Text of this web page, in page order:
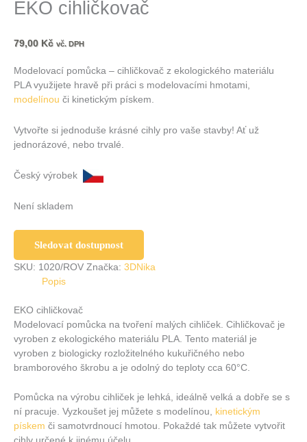
EKO cihličkovač
79,00 Kč vč. DPH
Modelovací pomůcka – cihličkovač z ekologického materiálu
PLA využijete hravě při práci s modelovacími hmotami,
modelínou či kinetickým pískem.
Vytvořte si jednoduše krásné cihly pro vaše stavby! Ať už
jednorázové, nebo trvalé.
Český výrobek
Není skladem
Sledovat dostupnost
SKU: 1020/ROV Značka: 3DNika
Popis
EKO cihličkovač
Modelovací pomůcka na tvoření malých cihliček. Cihličkovač je
vyroben z ekologického materiálu PLA. Tento materiál je
vyroben z biologicky rozložitelného kukuřičného nebo
bramborového škrobu a je odolný do teploty cca 60°C.
Pomůcka na výrobu cihliček je lehká, ideálně velká a dobře se s
ní pracuje. Vyzkoušet jej můžete s modelínou, kinetickým
pískem či samotvrdnoucí hmotou. Pokaždé tak můžete vytvořit